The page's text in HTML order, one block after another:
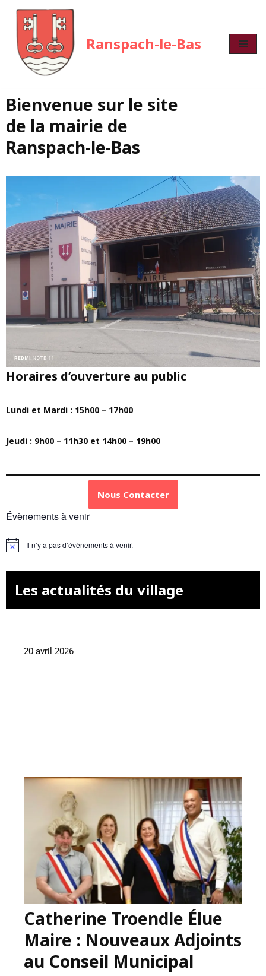
Aller
au
contenu
Ranspach-le-Bas
Bienvenue sur le site
de la mairie de
Ranspach-le-Bas
Horaires d’ouverture au public
Lundi et Mardi : 15h00 – 17h00
Jeudi : 9h00 – 11h30 et 14h00 – 19h00
Nous Contacter
Évènements à venir
N
Il n’y a pas d’évènements à venir.
Les actualités du village
20 avril 2026
Catherine Troendle Élue
Maire : Nouveaux Adjoints
au Conseil Municipal